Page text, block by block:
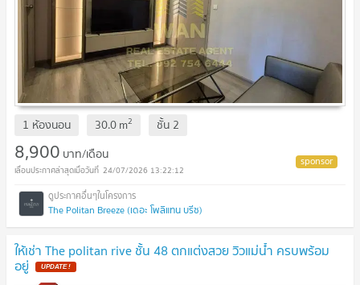
1 ห้องนอน 30.0m2 ชั้น 2
8,900 บาท/เดือน
24/07/2026 13:22:12
The Politan Breeze (เดอะ โพลิแทน บรีซ)
ให้เช่า The politan rive ชั้น 48 ตกแต่งสวย วิวแม่น้ำ ครบพร้อม
อยู่